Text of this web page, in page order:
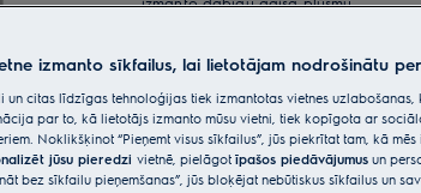
Iespējas, kas padara iepirkšanos
vienkāršāku
Piegāde mājās (paku atstāj)
pie ēkas ārdurvīm
izmanto sīkfailus, lai lietotājam nodrošinātu
un citas līdzīgas tehnoloģijas tiek izmantotas vietnes uzlabošanas,
par to, kā lietotājs izmanto mūsu vietni, tiek kopīgota ar
Noklikšķinot “Pieņemt visus sīkfailus”, jūs piekrītat tam, kā
jūsu pieredzi vietnē, pielāgot īpašos piedāvājumus un
bez sīkfailu pieņemšanas”, jūs bloķējat nebūtiskus sīkfailus un